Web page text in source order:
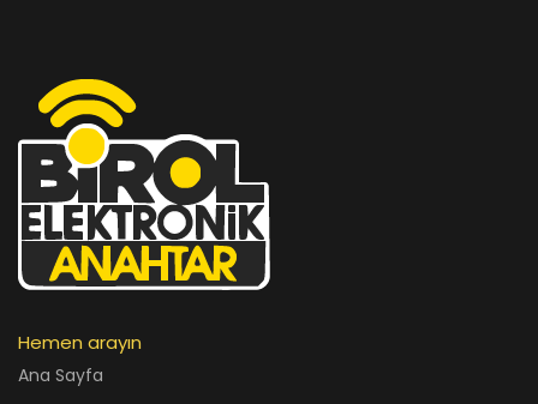
Hemen arayın
Ana Sayfa